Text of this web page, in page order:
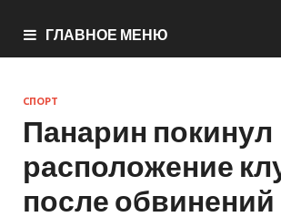
ГЛАВНОЕ МЕНЮ
СПОРТ
Панарин покинул
расположение
после обвинений